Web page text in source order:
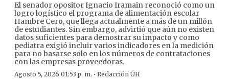
El senador opositor Ignacio Iramain reconoció como un
logro logístico el programa de alimentación escolar
Hambre Cero, que llega actualmente a más de un millón
de estudiantes. Sin embargo, advirtió que aún no existen
datos suficientes para demostrar su impacto y como
pediatra exigió incluir varios indicadores en la medición
para no basarse solo en los números de contrataciones
con las empresas proveedoras.
Agosto 5, 2026 01:53 p. m. · Redacción ÚH